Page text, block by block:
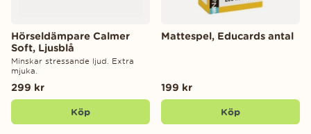
Hörseldämpare Calmer
Soft, Ljusblå
Minskar stressande ljud. Extra
mjuka.
299 kr
Köp
Mattespel, Educards antal
199 kr
Köp